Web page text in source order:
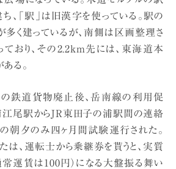
、「駅」は旧漢字を使っている。駅の
く建っているが、南側は区画整理さ
おり、その2.2km先には、東海道本
る。
の鉄道貨物廃止後、岳南線の利用促
江尾駅からJR東田子の浦駅間の連絡
の朝夕のみ四ヶ月間試験運行された。
は、運転士から乗継券を貰うと、実質
運賃は100円）になる大盤振る舞い